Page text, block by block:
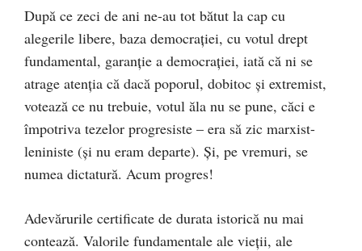
După ce zeci de ani ne-au tot bătut la cap cu
alegerile libere, baza democraţiei, cu votul drept
fundamental, garanţie a democraţiei, iată că ni se
atrage atenţia că dacă poporul, dobitoc şi extremist,
votează ce nu trebuie, votul ăla nu se pune, căci e
împotriva tezelor progresiste – era să zic marxist-
leniniste (şi nu eram departe). Şi, pe vremuri, se
numea dictatură. Acum progres!
Adevărurile certificate de durata istorică nu mai
contează. Valorile fundamentale ale vieţii, ale